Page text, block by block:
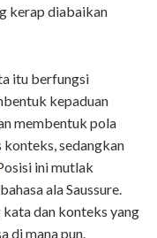
kerap diabaikan
itu berfungsi
kepaduan
membentuk pola
sedangkan
ini mutlak
ala Saussure.
dan konteks yang
di mana pun.